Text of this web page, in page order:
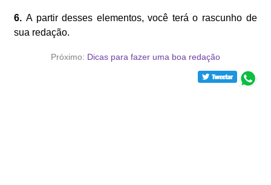
6.A partir desses elementos, você terá o rascunho de
sua redação.
Próximo: Dicas para fazer uma boa redação